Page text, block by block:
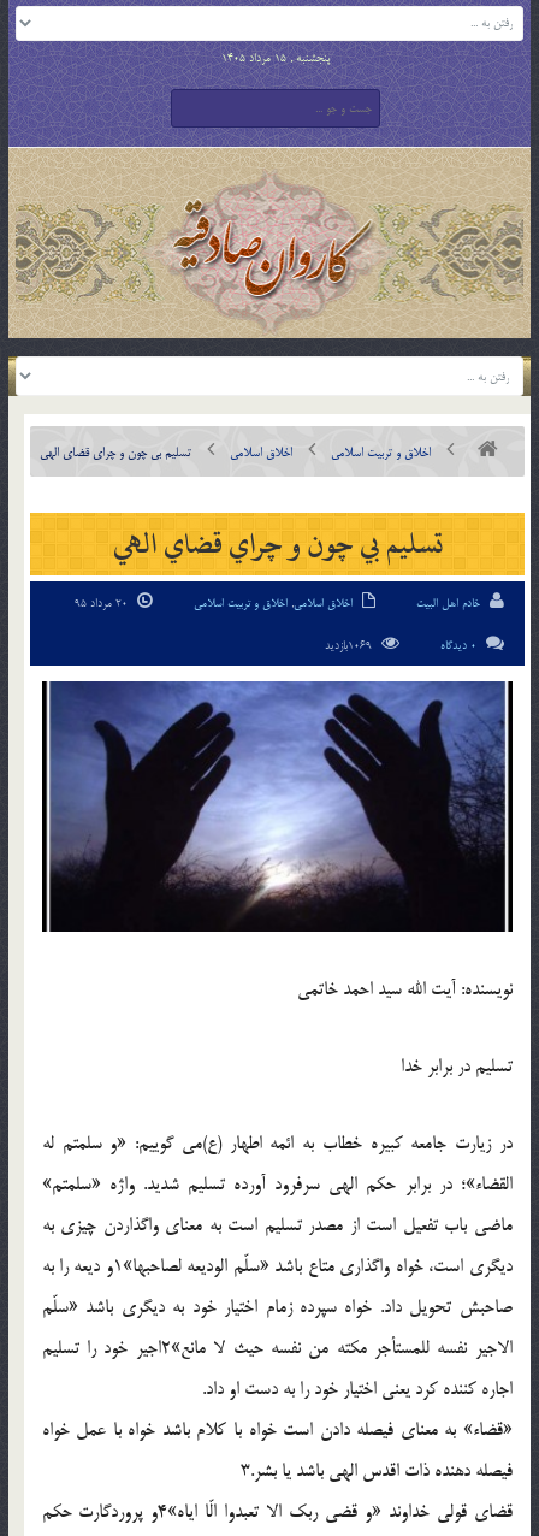
پنجشنبه , 15 مرداد 1405
اخلاق و تربیت اسلامی اخلاق اسلامی تسليم بي چون و چراي قضاي الهي
تسليم بي چون و چراي قضاي الهي
خادم اهل البیت اخلاق اسلامی, اخلاق و تربیت اسلامی
0 دیدگاه
نويسنده: آيت الله سيد احمد خاتمي
تسليم در برابر خدا
در زيارت جامعه کبيره خطاب به ائمه اطهار (ع)مي گوييم: «و سلمتم له
القضاء»؛ در برابر حکم الهي سرفرود آورده تسليم شديد. واژه «سلمتم»
ماضي باب تفعيل است از مصدر تسليم است به معناي واگذاردن چيزي به
ديگري است، خواه واگذاري متاع باشد «سلّم الوديعه لصاحبها»1و ديعه را به
صاحبش تحويل داد. خواه سپرده زمام اختيار خود به ديگري باشد «سلّم
الاجير نفسه للمستأجر مکته من نفسه حيث لا مانع»2اجير خود را تسليم
اجاره کننده کرد يعني اختيار خود را به دست او داد.
«قضاء» به معناي فيصله دادن است خواه با کلام باشد خواه با عمل خواه
فيصله دهنده ذات اقدس الهي باشد يا بشر.3
قضاي قولي خداوند «و قضي ربک الا تعبدوا الّا اياه»4و پروردگارت حکم